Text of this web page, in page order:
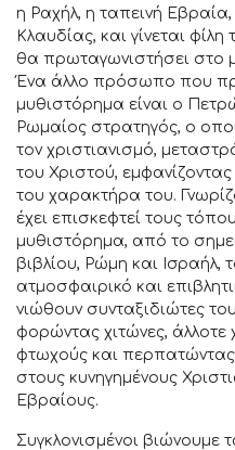
η Ραχήλ, η ταπεινή
Κλαυδίας, και γίνεται
θα πρωταγωνιστήσει στο
Ένα άλλο πρόσωπο που
μυθιστόρημα είναι ο
Ρωμαίος στρατηγός, ο
τον χριστιανισμό,
του Χριστού,
του χαρακτήρα του.
έχει επισκεφτεί τους
μυθιστόρημα, από το
βιβλίου, Ρώμη και Ισραήλ,
ατμοσφαιρικό και
νιώθουν συνταξιδιώτες
φορώντας χιτώνες, άλλοτε
φτωχούς και
στους κυνηγημένους
Εβραίους.
Συγκλονισμένοι βιώνουμε